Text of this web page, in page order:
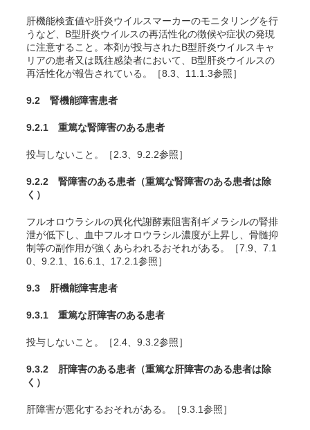
肝機能検査値や肝炎ウイルスマーカーのモニタリングを行
うなど、B型肝炎ウイルスの再活性化の徴候や症状の発現
に注意すること。本剤が投与されたB型肝炎ウイルスキャ
リアの患者又は既往感染者において、B型肝炎ウイルスの
再活性化が報告されている。［8.3、11.1.3参照］
9.2 腎機能障害患者
9.2.1 重篤な腎障害のある患者
投与しないこと。［2.3、9.2.2参照］
9.2.2 腎障害のある患者（重篤な腎障害のある患者は除
く）
フルオロウラシルの異化代謝酵素阻害剤ギメラシルの腎排
泄が低下し、血中フルオロウラシル濃度が上昇し、骨髄抑
制等の副作用が強くあらわれるおそれがある。［7.9、7.1
0、9.2.1、16.6.1、17.2.1参照］
9.3 肝機能障害患者
9.3.1 重篤な肝障害のある患者
投与しないこと。［2.4、9.3.2参照］
9.3.2 肝障害のある患者（重篤な肝障害のある患者は除
く）
肝障害が悪化するおそれがある。［9.3.1参照］